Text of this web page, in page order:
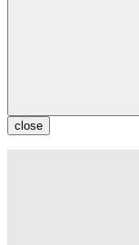
close